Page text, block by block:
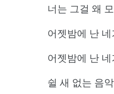
너는 그걸 왜
어젯밤에 난
어젯밤에 난
쉴 새 없는 음